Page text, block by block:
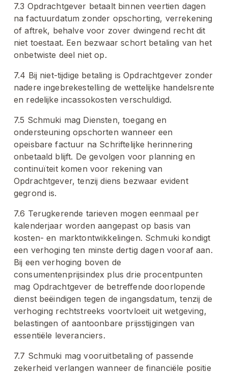
7.3 Opdrachtgever betaalt binnen veertien dagen
na factuurdatum zonder opschorting, verrekening
of aftrek, behalve voor zover dwingend recht dit
niet toestaat. Een bezwaar schort betaling van het
onbetwiste deel niet op.
7.4 Bij niet-tijdige betaling is Opdrachtgever zonder
nadere ingebrekestelling de wettelijke handelsrente
en redelijke incassokosten verschuldigd.
7.5 Schmuki mag Diensten, toegang en
ondersteuning opschorten wanneer een
opeisbare factuur na Schriftelijke herinnering
onbetaald blijft. De gevolgen voor planning en
continuïteit komen voor rekening van
Opdrachtgever, tenzij diens bezwaar evident
gegrond is.
7.6 Terugkerende tarieven mogen eenmaal per
kalenderjaar worden aangepast op basis van
kosten- en marktontwikkelingen. Schmuki kondigt
een verhoging ten minste dertig dagen vooraf aan.
Bij een verhoging boven de
consumentenprijsindex plus drie procentpunten
mag Opdrachtgever de betreffende doorlopende
dienst beëindigen tegen de ingangsdatum, tenzij de
verhoging rechtstreeks voortvloeit uit wetgeving,
belastingen of aantoonbare prijsstijgingen van
essentiële leveranciers.
7.7 Schmuki mag vooruitbetaling of passende
zekerheid verlangen wanneer de financiële positie